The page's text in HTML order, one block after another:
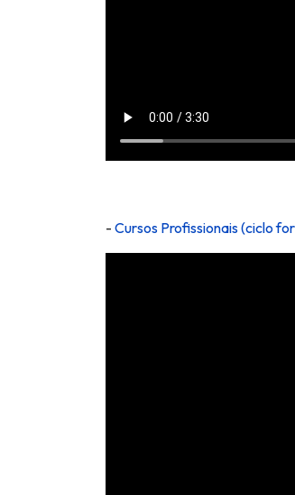
- Cursos Profissionais (ciclo